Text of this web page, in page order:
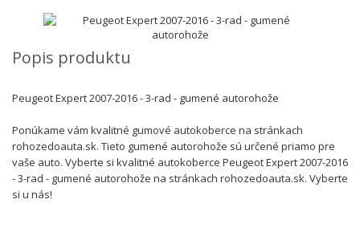
Popis produktu
Peugeot Expert 2007-2016 - 3-rad - gumené autorohože
Ponúkame vám kvalitné gumové autokoberce na stránkach
rohozedoauta.sk. Tieto gumené autorohože sú určené priamo pre
vaše auto. Vyberte si kvalitné autokoberce Peugeot Expert 2007-2016
- 3-rad - gumené autorohože na stránkach rohozedoauta.sk. Vyberte
si u nás!